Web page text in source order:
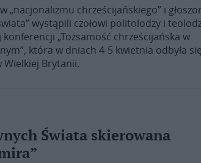
chrześcijańskiego” i
wystąpili czołowi politolodzy i
„Tożsamość chrześcijańska w
która w dniach 4-5 kwietnia odbyła
Brytanii.
Świata skierowana